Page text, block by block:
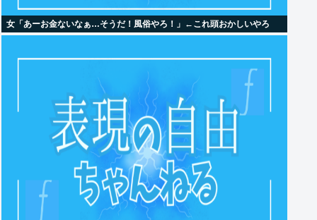
女「あーお金ないなぁ…そうだ！風俗やろ！」←これ頭おかしいやろ